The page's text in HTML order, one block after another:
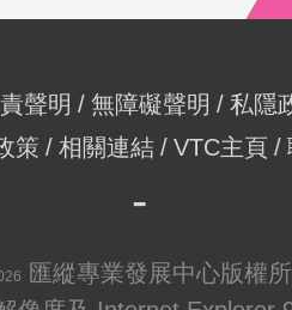
聲明 無障礙聲明
私隱
策
相關連結 VTC主頁
匯縱專業發展中心版權